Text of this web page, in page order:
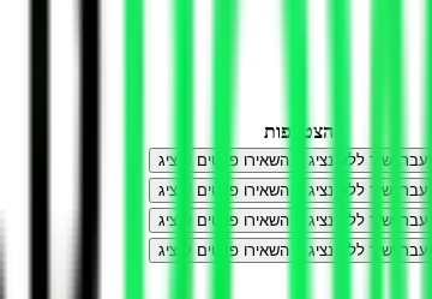
הצטרפות
מעבר ישיר ללא נציג השאירו פרטים לנציג
מעבר ישיר ללא נציג השאירו פרטים לנציג
מעבר ישיר ללא נציג השאירו פרטים לנציג
מעבר ישיר ללא נציג
השאירו פרטים לנציג